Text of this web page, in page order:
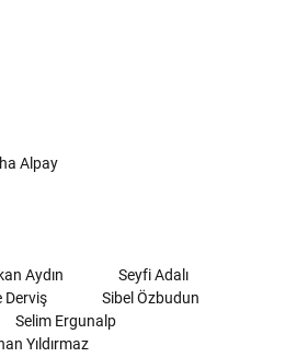
Alpay
Aydın
Seyfi Adalı
Derviş
Sibel Özbudun
Selim Ergunalp
Yıldırmaz